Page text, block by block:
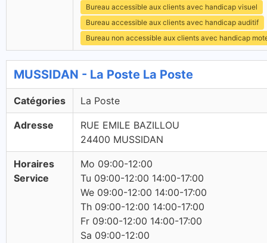
Bureau accessible aux clients avec handicap visuel
Bureau accessible aux clients avec handicap auditif
Bureau non accessible aux clients avec handicap
MUSSIDAN - La Poste La Poste
Catégories La Poste
Adresse
RUE EMILE BAZILLOU
24400 MUSSIDAN
Horaires
Service
Mo 09:00-12:00
Tu 09:00-12:00 14:00-17:00
We 09:00-12:00 14:00-17:00
Th 09:00-12:00 14:00-17:00
Fr 09:00-12:00 14:00-17:00
Sa 09:00-12:00